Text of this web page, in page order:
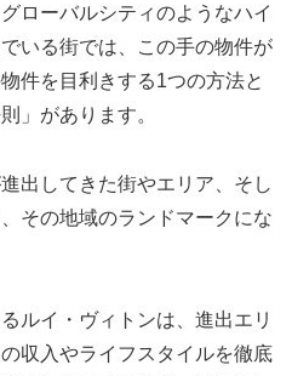
ローバルシティのようなハイ
いる街では、この手の物件が
件を目利きする1つの方法と
」があります。
出してきた街やエリア、そし
その地域のランドマークにな
ルイ・ヴィトンは、進出エリ
収入やライフスタイルを徹底